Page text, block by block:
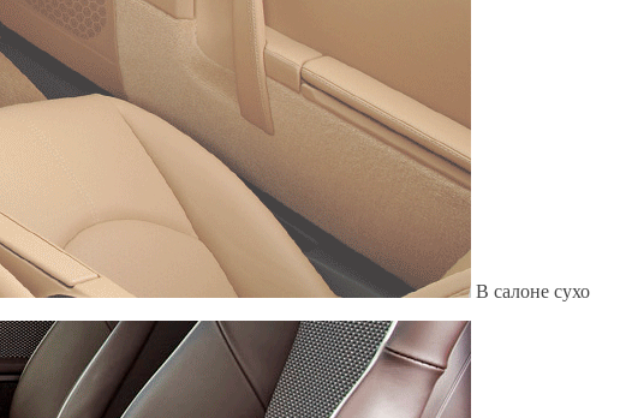
Служат до 10 лет
первого ряда сидений. Стоимость ковров может меняться в